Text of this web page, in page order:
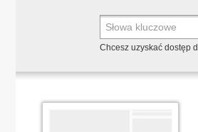
Chcesz uzyskać dostęp